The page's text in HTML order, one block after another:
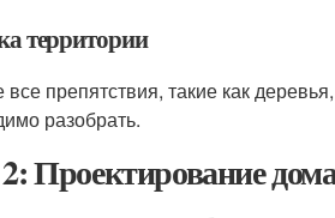
территории
все препятствия, такие как
разобрать.
Проектирование